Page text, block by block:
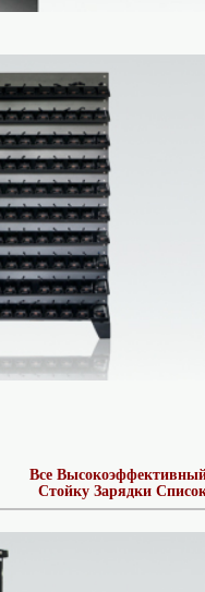
Все
Стойку Зарядки